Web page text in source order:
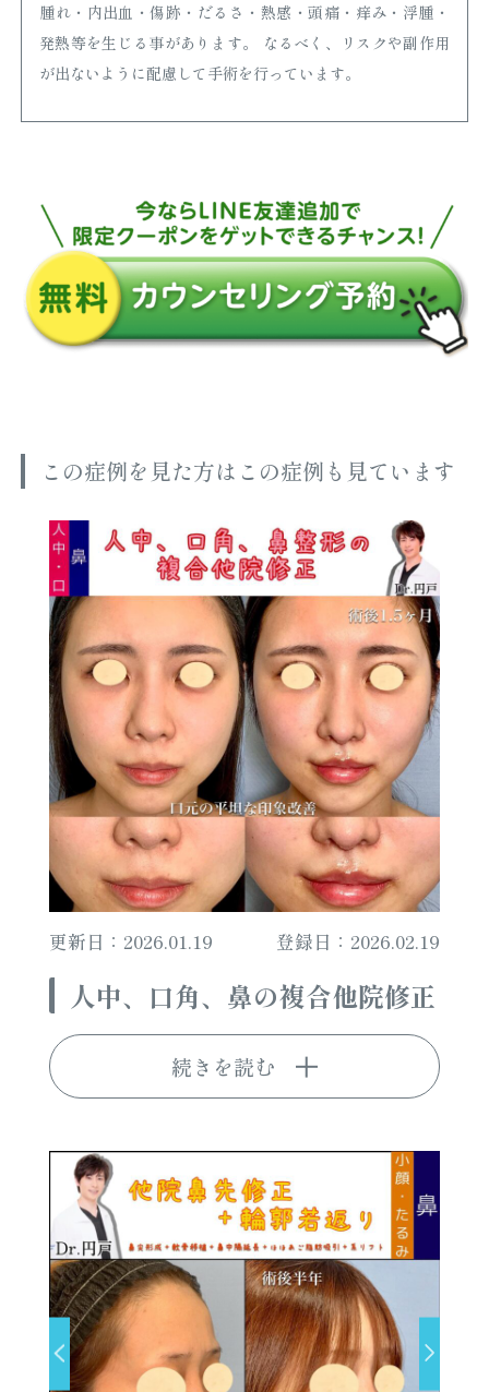
腫れ・内出血・傷跡・だるさ・熱感・頭痛・痒み・浮腫・
発熱等を生じる事があります。 なるべく、リスクや副作用
が出ないように配慮して手術を行っています。
この症例を見た方はこの症例も見ています
更新日：2026.01.19 登録日：2026.02.19
人中、口角、鼻の複合他院修正
続きを読む